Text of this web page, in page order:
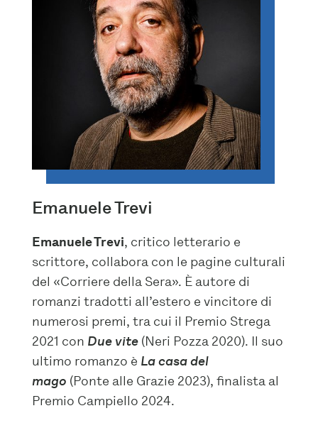
Emanuele Trevi
Emanuele Trevi, critico letterario e
scrittore, collabora con le pagine culturali
del «Corriere della Sera». È autore di
romanzi tradotti all’estero e vincitore di
numerosi premi, tra cui il Premio Strega
2021 con Due vite (Neri Pozza 2020). Il suo
ultimo romanzo è La casa del
mago (Ponte alle Grazie 2023), finalista al
Premio Campiello 2024.